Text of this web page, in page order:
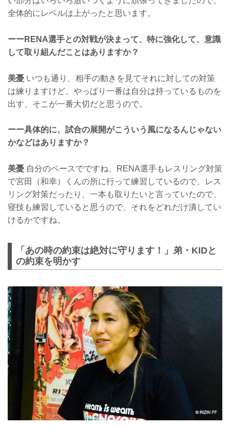
全体的にレベルは上がったと思います。
ーーRENA選手との対戦が決まって、特に強化して、意識
して取り組んだことはありますか？
美憂 いつも通り、相手の動きを見てそれに対しての対策
は練りますけど、やっぱり一番は自分は持っているものを
出す、そこが一番大切だと思うので。
ーー具体的に、試合の展開がこういう風になるんじゃない
かなどはありますか？
美憂 自分のペースでですね、RENA選手もレスリング対策
で宮田（和幸）くんの所に行って練習しているので、レス
リング対策だったり、一本も取りたいと言っていたので、
寝技も練習していると思うので、それをどれだけ潰してい
けるかですね。
「あの時の約束は絶対に守ります！」弟・KIDと
の約束を明かす